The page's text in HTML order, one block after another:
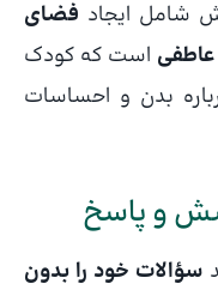
شامل ایجاد فضای
است که کودک
بدن و احساسات
و پاسخ
سؤالات خود را بدون